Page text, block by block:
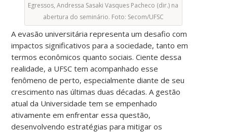
Egressos, Andressa Sasaki Vasques Pacheco (dir.) na
abertura do seminário. Foto: Secom/UFSC
A evasão universitária representa um desafio com
impactos significativos para a sociedade, tanto em
termos econômicos quanto sociais. Ciente dessa
realidade, a UFSC tem acompanhado esse
fenômeno de perto, especialmente diante de seu
crescimento nas últimas duas décadas. A gestão
atual da Universidade tem se empenhado
ativamente em enfrentar essa questão,
desenvolvendo estratégias para mitigar os